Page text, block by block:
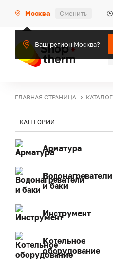
Москва Сменить
Ваш регион Москва?
ГЛАВНАЯ СТРАНИЦА КАТАЛОГ
КАТЕГОРИИ
Арматура
Водонагреватели
и баки
Инструмент
Котельное
оборудование